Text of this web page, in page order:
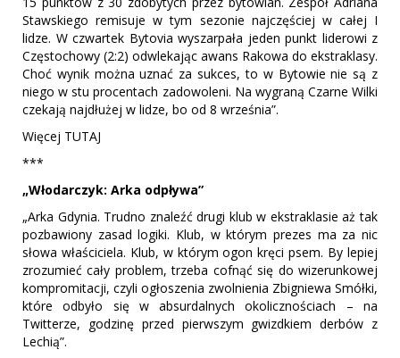
Stawskiego remisuje w tym sezonie najczęściej w całej I
lidze. W czwartek Bytovia wyszarpała jeden punkt liderowi z
Częstochowy (2:2) odwlekając awans Rakowa do ekstraklasy.
Choć wynik można uznać za sukces, to w Bytowie nie są z
niego w stu procentach zadowoleni. Na wygraną Czarne Wilki
czekają najdłużej w lidze, bo od 8 września”.
Więcej TUTAJ
***
„Włodarczyk: Arka odpływa”
„Arka Gdynia. Trudno znaleźć drugi klub w ekstraklasie aż tak
pozbawiony zasad logiki. Klub, w którym prezes ma za nic
słowa właściciela. Klub, w którym ogon kręci psem. By lepiej
zrozumieć cały problem, trzeba cofnąć się do wizerunkowej
kompromitacji, czyli ogłoszenia zwolnienia Zbigniewa Smółki,
które odbyło się w absurdalnych okolicznościach – na
Twitterze, godzinę przed pierwszym gwizdkiem derbów z
Lechią”.